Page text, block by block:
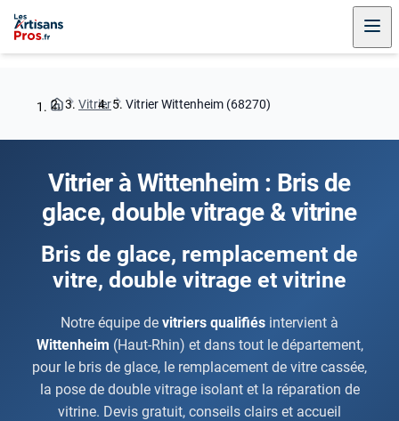
Vitrier Vitrier Wittenheim (68270)
Vitrier à Wittenheim : Bris de
glace, double vitrage & vitrine
Bris de glace, remplacement de
vitre, double vitrage et vitrine
Notre équipe de vitriers qualifiés intervient à
Wittenheim (Haut-Rhin) et dans tout le département,
pour le bris de glace, le remplacement de vitre cassée,
la pose de double vitrage isolant et la réparation de
vitrine. Devis gratuit, conseils clairs et accueil